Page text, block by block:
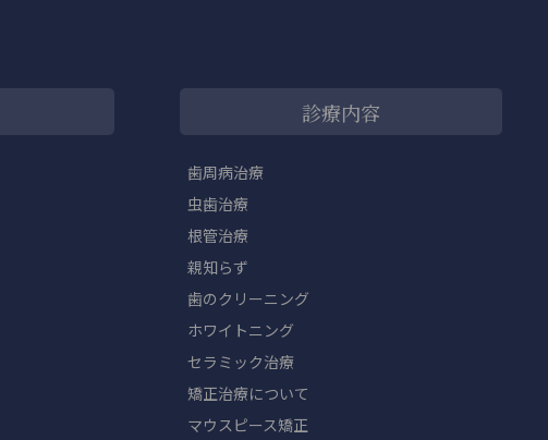
診療内容
歯周病治療
虫歯治療
根管治療
親知らず
歯のクリーニング
ホワイトニング
セラミック治療
矯正治療について
マウスピース矯正